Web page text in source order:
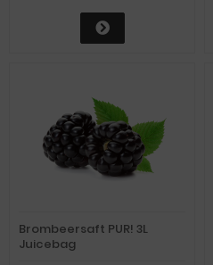
Brombeersaft PUR! 3L
Juicebag